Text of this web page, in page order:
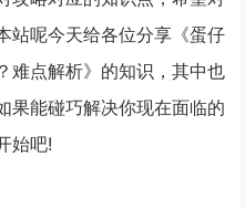
站呢今天给各位分享《蛋仔
难点解析》的知识，其中也
果能碰巧解决你现在面临的
始吧!